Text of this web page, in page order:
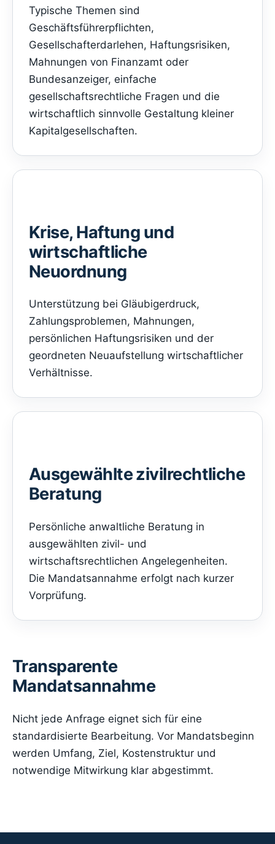
Typische Themen sind
Geschäftsführerpflichten,
Gesellschafterdarlehen, Haftungsrisiken,
Mahnungen von Finanzamt oder
Bundesanzeiger, einfache
gesellschaftsrechtliche Fragen und die
wirtschaftlich sinnvolle Gestaltung kleiner
Kapitalgesellschaften.
Krise, Haftung und
wirtschaftliche
Neuordnung
Unterstützung bei Gläubigerdruck,
Zahlungsproblemen, Mahnungen,
persönlichen Haftungsrisiken und der
geordneten Neuaufstellung wirtschaftlicher
Verhältnisse.
Ausgewählte zivilrechtliche
Beratung
Persönliche anwaltliche Beratung in
ausgewählten zivil- und
wirtschaftsrechtlichen Angelegenheiten.
Die Mandatsannahme erfolgt nach kurzer
Vorprüfung.
Transparente
Mandatsannahme
Nicht jede Anfrage eignet sich für eine
standardisierte Bearbeitung. Vor Mandatsbeginn
werden Umfang, Ziel, Kostenstruktur und
notwendige Mitwirkung klar abgestimmt.